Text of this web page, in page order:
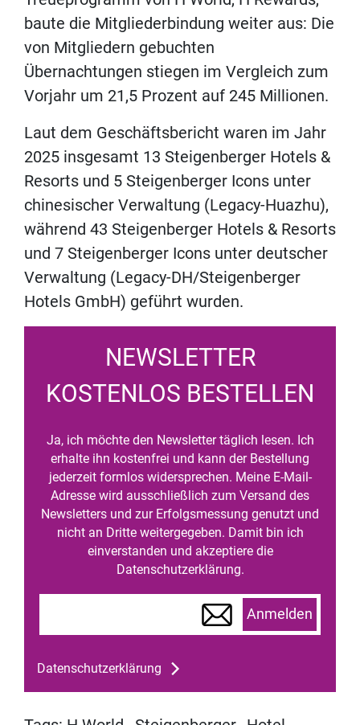
baute die Mitgliederbindung weiter aus: Die
von Mitgliedern gebuchten
Übernachtungen stiegen im Vergleich zum
Vorjahr um 21,5 Prozent auf 245 Millionen.
Laut dem Geschäftsbericht waren im Jahr
2025 insgesamt 13 Steigenberger Hotels &
Resorts und 5 Steigenberger Icons unter
chinesischer Verwaltung (Legacy-Huazhu),
während 43 Steigenberger Hotels & Resorts
und 7 Steigenberger Icons unter deutscher
Verwaltung (Legacy-DH/Steigenberger
Hotels GmbH) geführt wurden.
NEWSLETTER
KOSTENLOS BESTELLEN
Ja, ich möchte den Newsletter täglich lesen. Ich
erhalte ihn kostenfrei und kann der Bestellung
jederzeit formlos widersprechen. Meine E-Mail-
Adresse wird ausschließlich zum Versand des
Newsletters und zur Erfolgsmessung genutzt und
nicht an Dritte weitergegeben. Damit bin ich
einverstanden und akzeptiere die
Datenschutzerklärung.
Anmelden
Datenschutzerklärung